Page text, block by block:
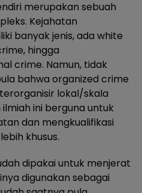
merupakan sebuah
Kejahatan
banyak jenis, ada white
hingga
crime. Namun, tidak
bahwa organized crime
lokal/skala
ini berguna untuk
dan mengkualifikasi
khusus.
dipakai untuk menjerat
digunakan sebagai